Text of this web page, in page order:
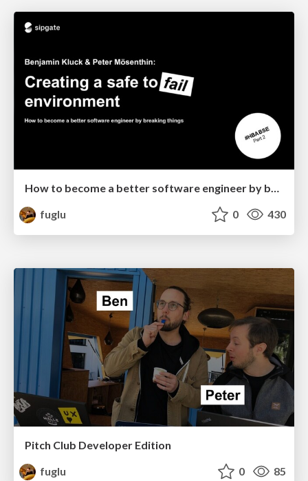
How to become a better software engineer by breaking things
fuglu
0 430
Pitch Club Developer Edition
fuglu
0 85